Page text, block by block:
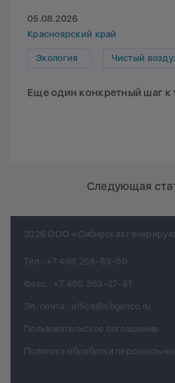
05.08.2026
Красноярский край
Экология Чистый
Еще один конкретный шаг к
Следующая
2026 ООО «Сибирская
Тел.: +7 495 258-83-00
Факс.: +7 495 363-27-81
Эл. почта.: office@sibgenco.ru
Пользовательское соглашение
Политика обработки